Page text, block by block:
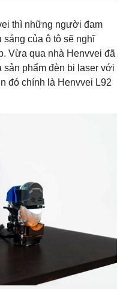
thì những người đam
sáng của ô tô sẽ nghĩ
Vừa qua nhà Henvvei đã
sản phẩm đèn bi laser với
đó chính là Henvvei L92